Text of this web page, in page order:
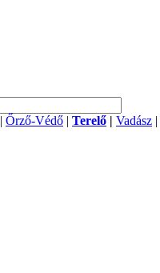
| Őrző-Védő | Terelő | Vadász |